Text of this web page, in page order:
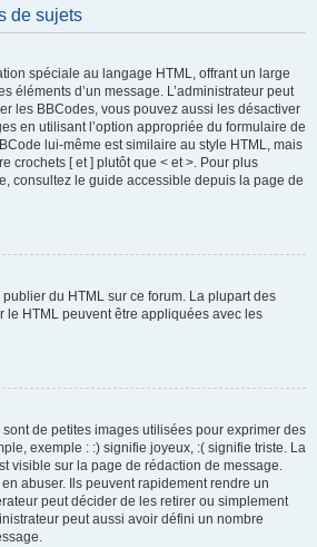
de sujets
spéciale au langage HTML, offrant un large
éléments d’un message. L’administrateur peut
les BBCodes, vous pouvez aussi les désactiver
en utilisant l’option appropriée du formulaire de
lui-même est similaire au style HTML, mais
crochets [ et ] plutôt que < et >. Pour plus
consultez le guide accessible depuis la page de
publier du HTML sur ce forum. La plupart des
le HTML peuvent être appliquées avec les
de petites images utilisées pour exprimer des
exemple : :) signifie joyeux, :( signifie triste. La
visible sur la page de rédaction de message.
abuser. Ils peuvent rapidement rendre un
peut décider de les retirer ou simplement
peut aussi avoir défini un nombre